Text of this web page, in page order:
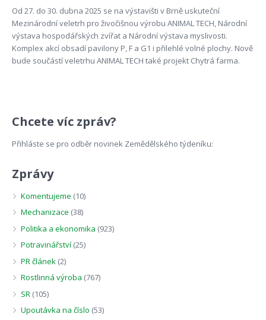
Od 27. do 30. dubna 2025 se na výstavišti v Brně uskuteční
Mezinárodní veletrh pro živočišnou výrobu ANIMAL TECH, Národní
výstava hospodářských zvířat a Národní výstava myslivosti.
Komplex akcí obsadí pavilony P, F a G1 i přilehlé volné plochy. Nově
bude součástí veletrhu ANIMAL TECH také projekt Chytrá farma.
Chcete víc zpráv?
Přihláste se pro odběr novinek Zemědělského týdeníku:
Zprávy
Komentujeme (10)
Mechanizace (38)
Politika a ekonomika (923)
Potravinářství (25)
PR článek (2)
Rostlinná výroba (767)
SR (105)
Upoutávka na číslo (53)